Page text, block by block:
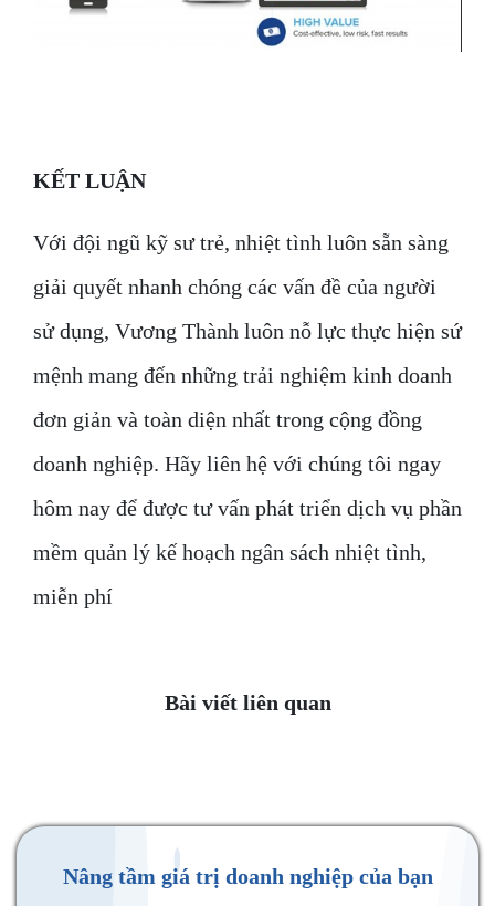
KẾT LUẬN
Với đội ngũ kỹ sư trẻ, nhiệt tình luôn sẵn sàng
giải quyết nhanh chóng các vấn đề của người
sử dụng, Vương Thành luôn nỗ lực thực hiện sứ
mệnh mang đến những trải nghiệm kinh doanh
đơn giản và toàn diện nhất trong cộng đồng
doanh nghiệp. Hãy liên hệ với chúng tôi ngay
hôm nay để được tư vấn phát triển dịch vụ phần
mềm quản lý kế hoạch ngân sách nhiệt tình,
miễn phí
Bài viết liên quan
Nâng tầm giá trị doanh nghiệp của bạn